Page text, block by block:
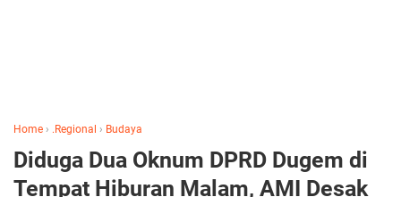
Home › .Regional › Budaya
Diduga Dua Oknum DPRD Dugem di
Tempat Hiburan Malam, AMI Desak